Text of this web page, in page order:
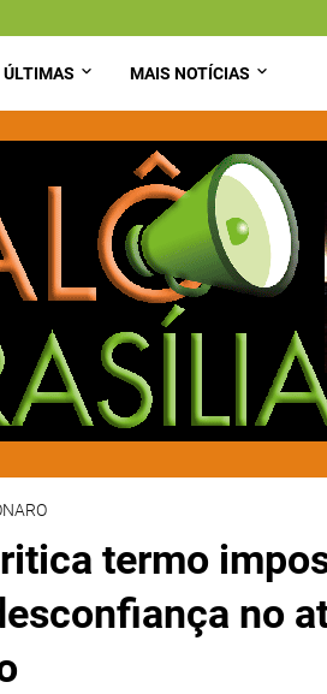
ÚLTIMAS MAIS NOTÍCIAS
termo
no